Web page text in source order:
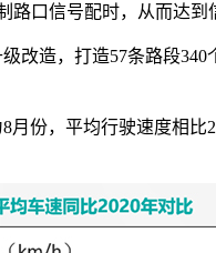
路口信号配时，从而达到
造，打造57条路段
份，平均行驶速度相